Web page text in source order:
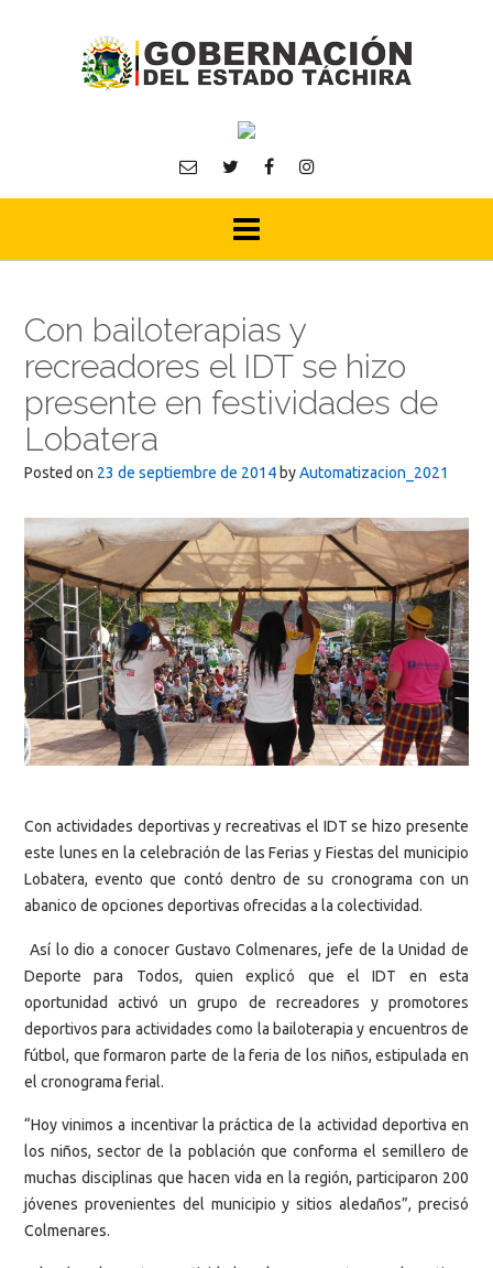
Con bailoterapias y
recreadores el IDT se hizo
presente en festividades de
Lobatera
Posted on 23 de septiembre de 2014 byAutomatizacion_2021
Con actividades deportivas y recreativas el IDT se hizo presente
este lunes en la celebración de las Ferias y Fiestas del municipio
Lobatera, evento que contó dentro de su cronograma con un
abanico de opciones deportivas ofrecidas a la colectividad.
Así lo dio a conocer Gustavo Colmenares, jefe de la Unidad de
Deporte para Todos, quien explicó que el IDT en esta
oportunidad activó un grupo de recreadores y promotores
deportivos para actividades como la bailoterapia y encuentros de
fútbol, que formaron parte de la feria de los niños, estipulada en
el cronograma ferial.
“Hoy vinimos a incentivar la práctica de la actividad deportiva en
los niños, sector de la población que conforma el semillero de
muchas disciplinas que hacen vida en la región, participaron 200
jóvenes provenientes del municipio y sitios aledaños”, precisó
Colmenares.